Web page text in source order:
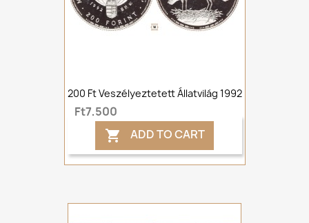
200 Ft Veszélyeztetett Állatvilág 1992
Ft7,500
 ADD TO CART